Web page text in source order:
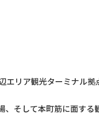
リア観光ターミナル拠
そして本町筋に面する